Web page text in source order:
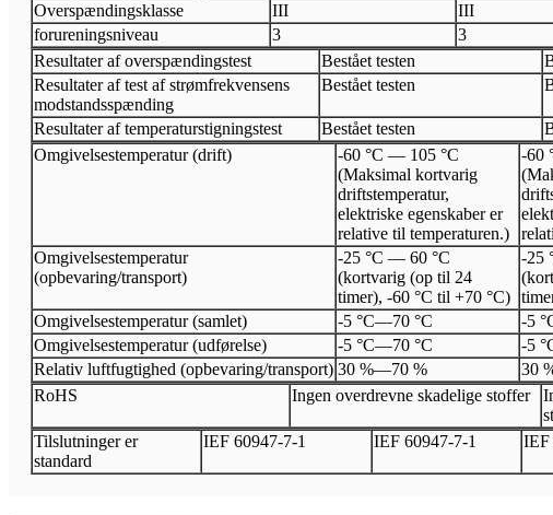
Overspændingsklasse III III
forureningsniveau
3 3
Resultater af overspændingstest
Bestået testen
Resultater af test af strømfrekvensens
modstandsspænding
Bestået testen
Resultater af temperaturstigningstest Bestået testen
Omgivelsestemperatur (drift)
-60 °C — 105 °C
(Maksimal kortvarig
driftstemperatur,
elektriske egenskaber er
relative til temperaturen.)
-60
Omgivelsestemperatur
(opbevaring/transport)
-25 °C — 60 °C
(kortvarig (op til 24
timer), -60 °C til +70 °C)
-25
Omgivelsestemperatur (samlet)
-5 °C—70 °C -5
Omgivelsestemperatur (udførelse)
-5 °C—70 °C -5
Relativ luftfugtighed (opbevaring/transport) 30 %—70 % 30
RoHS Ingen overdrevne skadelige stoffer
Tilslutninger er
standard
IEF 60947-7-1 IEF 60947-7-1 IEF